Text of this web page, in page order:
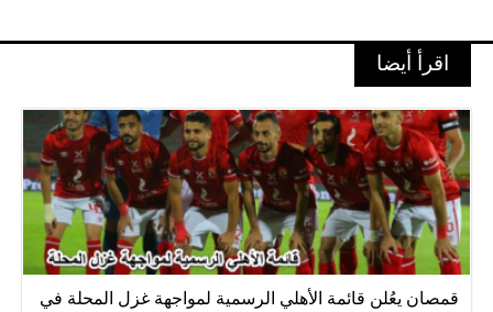
اقرأ أيضا
قمصان يعُلن قائمة الأهلي الرسمية لمواجهة غزل المحلة في